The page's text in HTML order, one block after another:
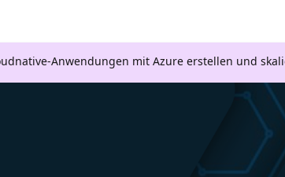
Anwendungen mit Azure erstellen und